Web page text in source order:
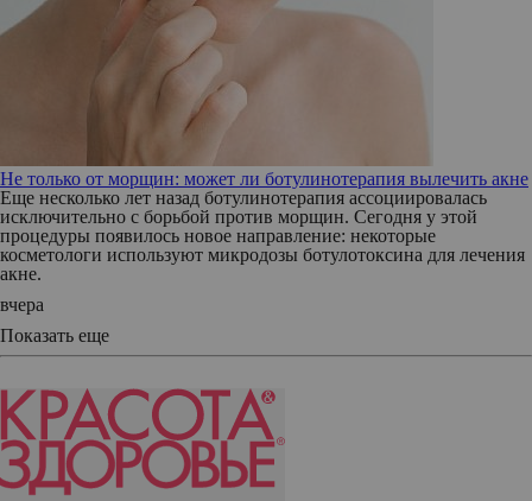
Не только от морщин: может ли ботулинотерапия вылечить акне
Еще несколько лет назад ботулинотерапия ассоциировалась
исключительно с борьбой против морщин. Сегодня у этой
процедуры появилось новое направление: некоторые
косметологи используют микродозы ботулотоксина для лечения
акне.
вчера
Показать еще